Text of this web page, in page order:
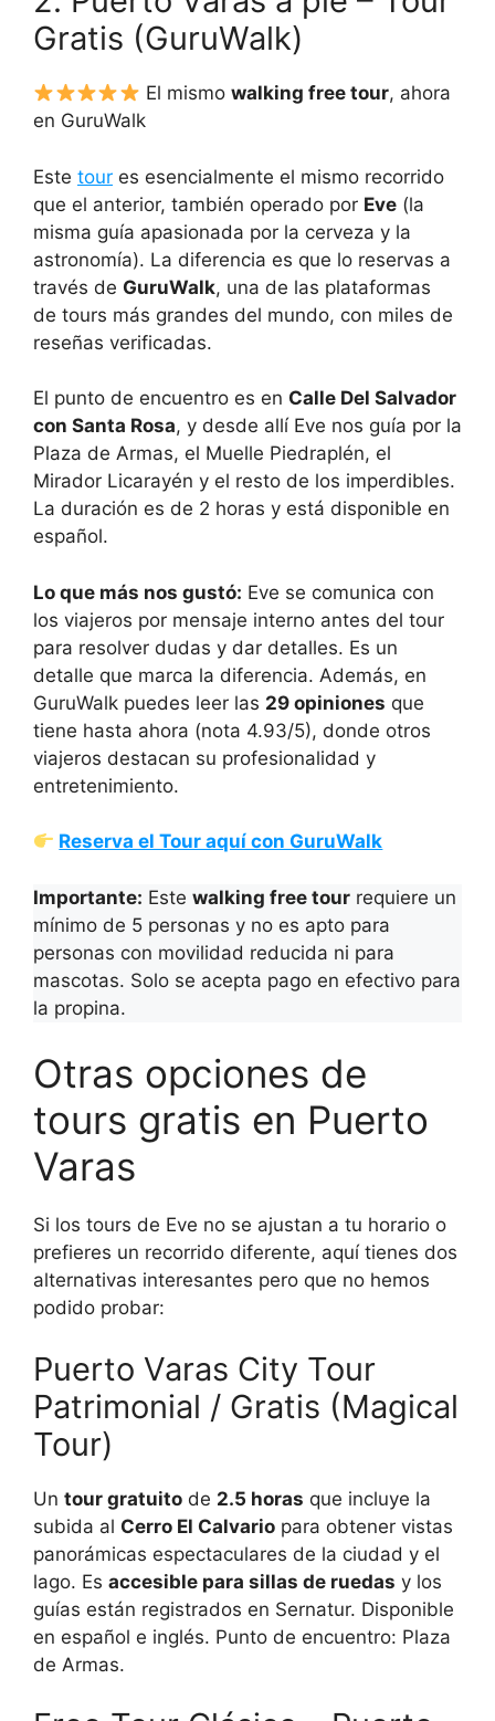
Gratis (GuruWalk)
El mismo walking free tour, ahora
en GuruWalk
Este tour es esencialmente el mismo recorrido
que el anterior, también operado por Eve (la
misma guía apasionada por la cerveza y la
astronomía). La diferencia es que lo reservas a
través de GuruWalk, una de las plataformas
de tours más grandes del mundo, con miles de
reseñas verificadas.
El punto de encuentro es en Calle Del Salvador
con Santa Rosa, y desde allí Eve nos guía por la
Plaza de Armas, el Muelle Piedraplén, el
Mirador Licarayén y el resto de los imperdibles.
La duración es de 2 horas y está disponible en
español.
Lo que más nos gustó: Eve se comunica con
los viajeros por mensaje interno antes del tour
para resolver dudas y dar detalles. Es un
detalle que marca la diferencia. Además, en
GuruWalk puedes leer las 29 opiniones que
tiene hasta ahora (nota 4.93/5), donde otros
viajeros destacan su profesionalidad y
entretenimiento.
Reserva el Tour aquí con GuruWalk
Importante: Este walking free tour requiere un
mínimo de 5 personas y no es apto para
personas con movilidad reducida ni para
mascotas. Solo se acepta pago en efectivo para
la propina.
Otras opciones de
tours gratis en Puerto
Varas
Si los tours de Eve no se ajustan a tu horario o
prefieres un recorrido diferente, aquí tienes dos
alternativas interesantes pero que no hemos
podido probar:
Puerto Varas City Tour
Patrimonial / Gratis (Magical
Tour)
Un tour gratuito de 2.5 horas que incluye la
subida al Cerro El Calvario para obtener vistas
panorámicas espectaculares de la ciudad y el
lago. Es accesible para sillas de ruedas y los
guías están registrados en Sernatur. Disponible
en español e inglés. Punto de encuentro: Plaza
de Armas.